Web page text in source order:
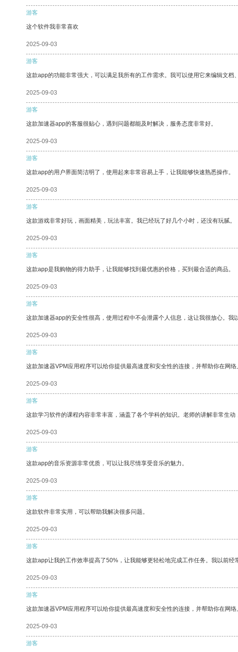
游客
这个软件我非常喜欢
2025-09-03
游客
这款app的功能非常强大，可以满足我所有的工作需求。我可以使用它来编辑文档
2025-09-03
游客
这款加速器app的客服很贴心，遇到问题都能及时解决，服务态度非常好。
2025-09-03
游客
这款app的用户界面简洁明了，使用起来非常容易上手，让我能够快速熟悉操作。
2025-09-03
游客
这款游戏非常好玩，画面精美，玩法丰富。我已经玩了好几个小时，还没有玩腻。
2025-09-03
游客
这款app是我购物的得力助手，让我能够找到最优惠的价格，买到最合适的商品。
2025-09-03
游客
这款加速器app的安全性很高，使用过程中不会泄露个人信息，这让我很放心。
2025-09-03
游客
这款加速器VPM应用程序可以给你提供最高速度和安全性的连接，并帮助你在网络
2025-09-03
游客
这款学习软件的课程内容非常丰富，涵盖了各个学科的知识。老师的讲解非常生动
2025-09-03
游客
这款app的音乐资源非常优质，可以让我尽情享受音乐的魅力。
2025-09-03
游客
这款软件非常实用，可以帮助我解决很多问题。
2025-09-03
游客
这款app让我的工作效率提高了50%，让我能够更轻松地完成工作任务。我以前
2025-09-03
游客
这款加速器VPM应用程序可以给你提供最高速度和安全性的连接，并帮助你在网络
2025-09-03
游客